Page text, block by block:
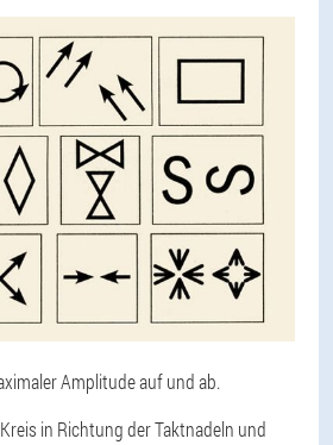
Amplitude auf und ab.
in Richtung der Taktnadeln und